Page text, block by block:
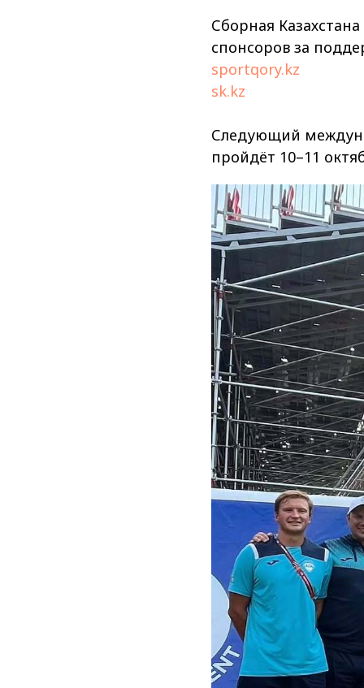
Сборная
спонсоров за
sportqory.kz
sk.kz
Следующий
пройдёт 10–11